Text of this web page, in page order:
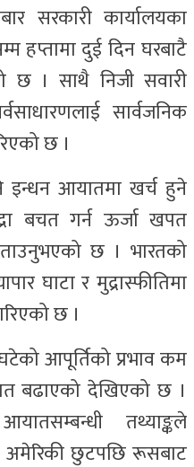
सरकारी कार्यालयका
हप्तामा दुई दिन घरबाटै
छ । साथै निजी सवारी
सार्वजनिक
छ ।
इन्धन आयातमा खर्च हुने
बचत गर्न ऊर्जा खपत
छ । भारतको
घाटा र मुद्रास्फीतिमा
छ ।
आपूर्तिको प्रभाव कम
बढाएको देखिएको छ ।
तथ्याङ्कले
अमेरिकी छुटपछि रूसबाट